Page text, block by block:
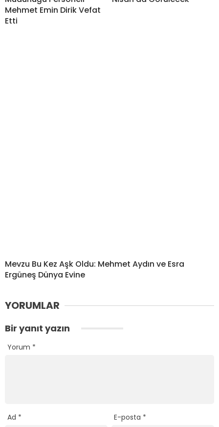
Mehmet Emin Dirik Vefat
Etti
Mevzu Bu Kez Aşk Oldu: Mehmet Aydın ve Esra
Ergüneş Dünya Evine
YORUMLAR
Bir yanıt yazın
Yorum *
Ad * E-posta *